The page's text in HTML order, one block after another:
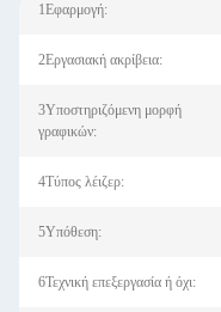
1Εφαρμογή:
2Εργασιακή ακρίβεια:
3Υποστηριζόμενη μορφή
γραφικών:
4Τύπος λέιζερ:
5Υπόθεση:
6Τεχνική επεξεργασία ή όχι: